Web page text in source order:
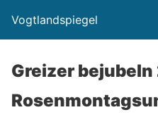
Vogtlandspiegel
Greizer bejubeln